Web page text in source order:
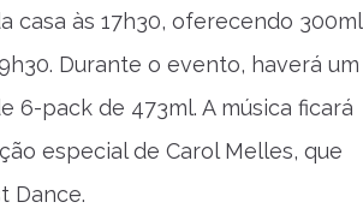
casa às 17h30, oferecendo 300ml
Durante o evento, haverá um
6-pack de 473ml. A música ficará
especial de Carol Melles, que
Dance.